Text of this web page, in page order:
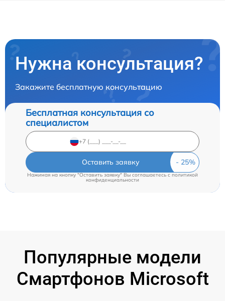
Нужна консультация?
Закажите бесплатную консультацию
Бесплатная консультация со
специалистом
Оставить заявку
Нажимая на кнопку "Оставить заявку" Вы соглашаетесь cполитикой
конфиденциальности
Популярные модели
Смартфонов Microsoft